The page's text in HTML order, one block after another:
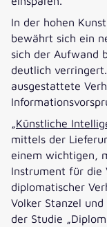
In der hohen
bewährt sich ein
sich der Aufwand
deutlich
ausgestattete
„Künstliche
mittels der
einem wichtigen,
Instrument für die
diplomatischer
Volker Stanzel
der Studie